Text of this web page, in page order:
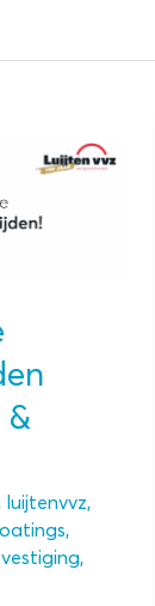
luijtenvvz,
,
,